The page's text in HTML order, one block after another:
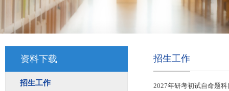
资料下载
招生工作
招生工作
2027年研考初试自命题